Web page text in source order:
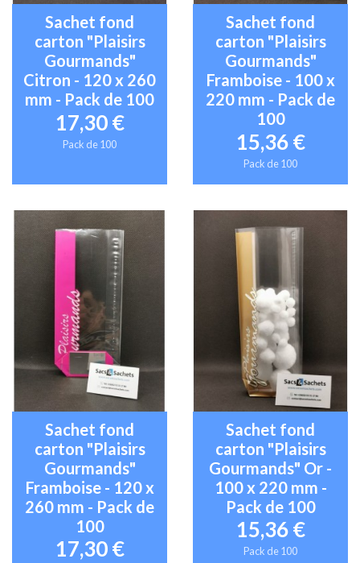
Sachet fond
carton "Plaisirs
Gourmands"
Citron - 120 x 260
mm - Pack de 100
17,30 €
Pack de 100
Sachet fond
carton "Plaisirs
Gourmands"
Framboise - 100 x
220 mm - Pack de
100
15,36 €
Pack de 100
Sachet fond
carton "Plaisirs
Gourmands"
Framboise - 120 x
260 mm - Pack de
100
17,30 €
Sachet fond
carton "Plaisirs
Gourmands" Or -
100 x 220 mm -
Pack de 100
15,36 €
Pack de 100